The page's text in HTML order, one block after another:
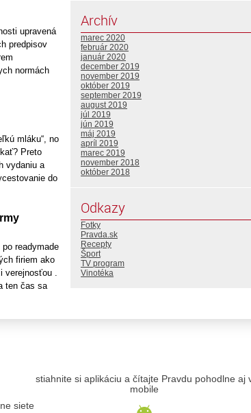
upravená
predpisov
normách
mláku“, no
Preto
vydaniu a
do
readymade
firiem ako
.
ten čas sa
Archív
marec 2020
február 2020
január 2020
december 2019
november 2019
október 2019
september 2019
august 2019
júl 2019
jún 2019
máj 2019
apríl 2019
marec 2019
november 2018
október 2018
Odkazy
Fotky
Pravda.sk
Recepty
Šport
TV program
Vinotéka
siete
stiahnite si aplikáciu a čítajte Pravdu pohodlne aj
mobile